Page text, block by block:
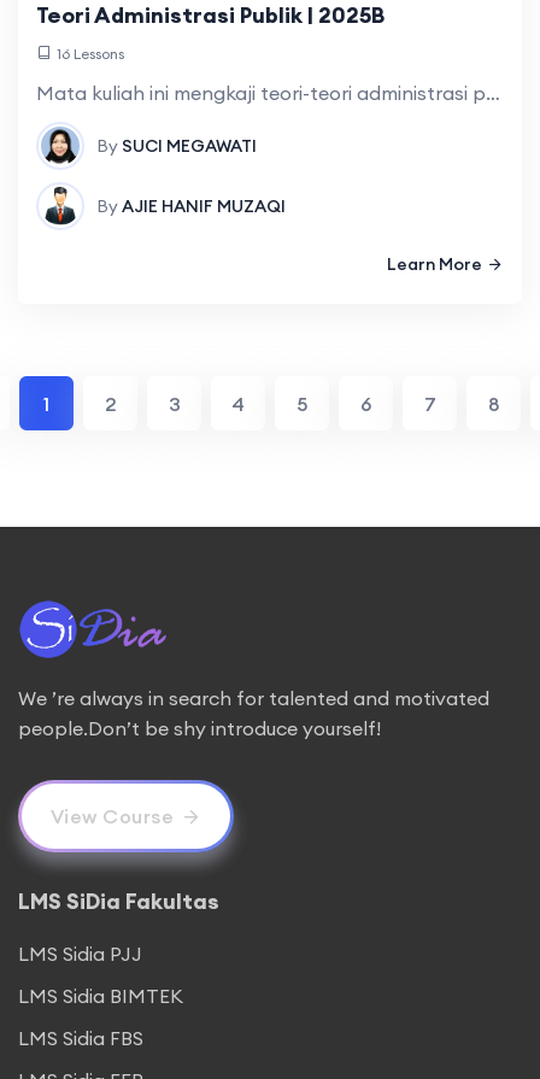
Teori Administrasi Publik | 2025B
16 Lessons
Mata kuliah ini mengkaji teori-teori administrasi publik baik menyangkut teori klasik-neoklasik, teori perilaku, teori kelembagaan, pilihan publik, manajemen publik, hingga teori governansi. Berbagai teori tersebut
By SUCI MEGAWATI
ByAJIE HANIF MUZAQI
Learn More
1 2 3 4 5 6 7 8
We ’re always in search for talented and motivated
people.Don’t be shy introduce yourself!
View Course
LMS SiDia Fakultas
LMS Sidia PJJ
LMS Sidia BIMTEK
LMS Sidia FBS